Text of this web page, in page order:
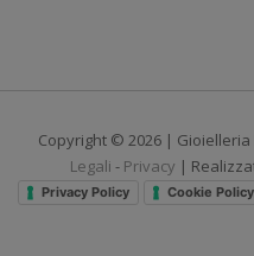
Copyright © 2026 | Gioielleria
Legali - Privacy |
Privacy Policy Cookie Policy